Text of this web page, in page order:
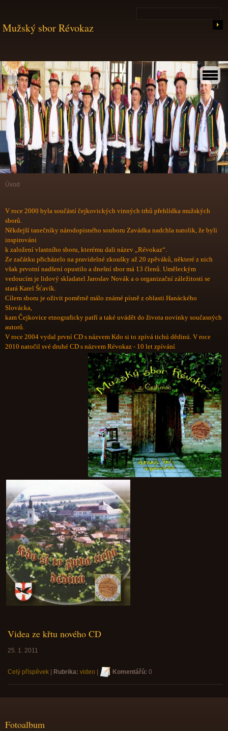
Mužský sbor Révokaz
Úvod
V roce 2000 byla součástí čejkovických vinných trhů přehlídka mužských
sborů.
Někdejší tanečníky národopisného souboru Zavádka nadchla natolik, že byli
inspirováni
k založení vlastního sboru, kterému dali název „Révokaz“.
Ze začátku přicházelo na pravidelné zkoušky až 20 zpěváků, některé z nich
však prvotní nadšení opustilo a dnešní sbor má 13 členů. Uměleckým
vedoucím je lidový skladatel Jaroslav Novák a o organizační záležitosti se
stará Karel Šťavík.
Cílem sboru je oživit poměrně málo známé písně z oblasti Hanáckého
Slovácka,
kam Čejkovice etnograficky patří a také uvádět do života novinky současných
autorů.
V roce 2004 vydal první CD s názvem Kdo si to zpívá tichú dědinú. V roce
2010 natočil své druhé CD s názvem Révokaz - 10 let zpívání.
Videa ze křtu nového CD
25. 1. 2011
Celý příspěvek Rubrika: video Komentářů: 0
Fotoalbum